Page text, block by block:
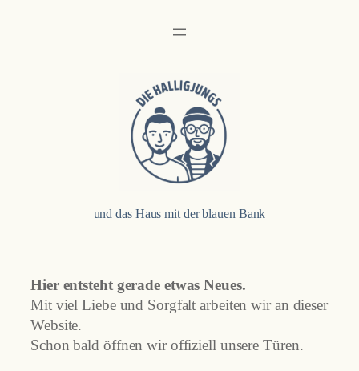
und das Haus mit der blauen Bank
Hier entsteht gerade etwas Neues.
Mit viel Liebe und Sorgfalt arbeiten wir an dieser
Website.
Schon bald öffnen wir offiziell unsere Türen.